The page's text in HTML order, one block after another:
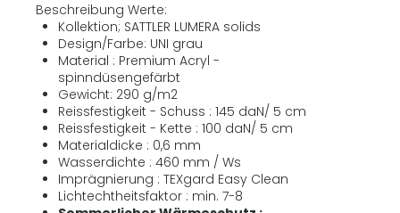
Beschreibung Werte:
Kollektion; SATTLER LUMERA solids
Design/Farbe: UNI grau
Material : Premium Acryl -
spinndüsengefärbt
Gewicht: 290 g/m2
Reissfestigkeit - Schuss : 145 daN/ 5 cm
Reissfestigkeit - Kette : 100 daN/ 5 cm
Materialdicke : 0,6 mm
Wasserdichte : 460 mm / Ws
Imprägnierung : TEXgard Easy Clean
Lichtechtheitsfaktor : min. 7-8